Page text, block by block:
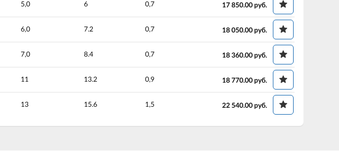
5,0 6 0,7 17 850.00 руб.
6,0 7.2 0,7 18 050.00 руб.
7,0 8.4 0,7 18 360.00 руб.
11 13.2 0,9 18 770.00 руб.
13 15.6 1,5 22 540.00 руб.